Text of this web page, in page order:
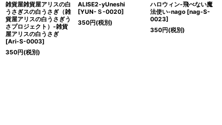
雑貨屋雑貨屋アリスの白
うさぎスの白うさぎ（雑
貨屋アリスの白うさぎう
さプロジェクト）-雑貨
屋アリスの白うさぎ
[Ari-S-0003]
350円(税別)
ALISE2-yUneshi
[YUN-Ｓ-0020]
350円(税別)
ハロウィン-飛べない魔
法使い-nago [nag-S-
0023]
350円(税別)